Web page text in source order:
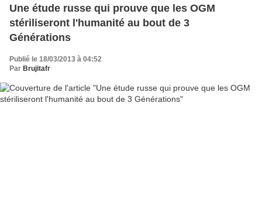
Une étude russe qui prouve que les OGM
stériliseront l'humanité au bout de 3
Générations
Publié le 18/03/2013 à 04:52
Par Brujitafr